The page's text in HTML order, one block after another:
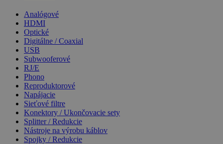
Analógové
HDMI
Optické
Digitálne / Coaxial
USB
Subwooferové
RJ/E
Phono
Reproduktorové
Napájacie
Sieťové filtre
Konektory / Ukončovacie sety
Splitter / Redukcie
Nástroje na výrobu káblov
Spojky / Redukcie